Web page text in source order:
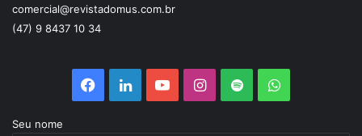
comercial@revistadomus.com.br
(47) 9 8437 10 34
Facebook
LinkedinYouTubeInstagram
SpotifyWhatsApp
Seu nome